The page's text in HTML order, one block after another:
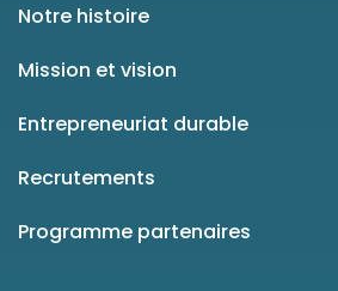
Notre histoire
Mission et vision
Entrepreneuriat durable
Recrutements
Programme partenaires